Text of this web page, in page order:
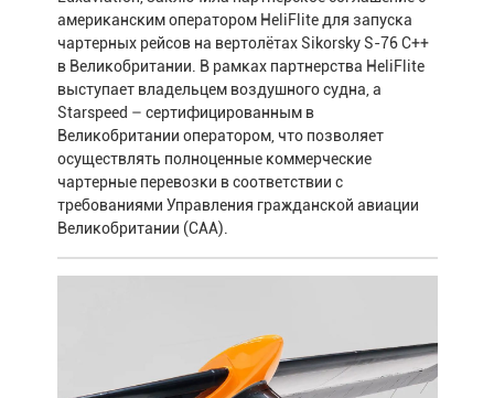
американским оператором HeliFlite для запуска
чартерных рейсов на вертолётах Sikorsky S-76 C++
в Великобритании. В рамках партнерства HeliFlite
выступает владельцем воздушного судна, а
Starspeed – сертифицированным в
Великобритании оператором, что позволяет
осуществлять полноценные коммерческие
чартерные перевозки в соответствии с
требованиями Управления гражданской авиации
Великобритании (CAA).